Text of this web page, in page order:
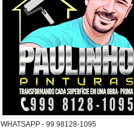
WHATSAPP - 99 98128-1095